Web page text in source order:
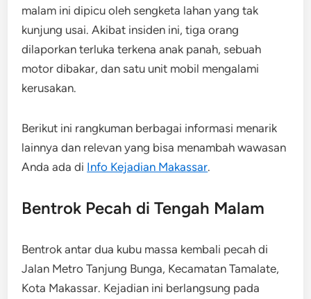
malam ini dipicu oleh sengketa lahan yang tak
kunjung usai. Akibat insiden ini, tiga orang
dilaporkan terluka terkena anak panah, sebuah
motor dibakar, dan satu unit mobil mengalami
kerusakan.
Berikut ini rangkuman berbagai informasi menarik
lainnya dan relevan yang bisa menambah wawasan
Anda ada di Info Kejadian Makassar.
Bentrok Pecah di Tengah Malam
Bentrok antar dua kubu massa kembali pecah di
Jalan Metro Tanjung Bunga, Kecamatan Tamalate,
Kota Makassar. Kejadian ini berlangsung pada